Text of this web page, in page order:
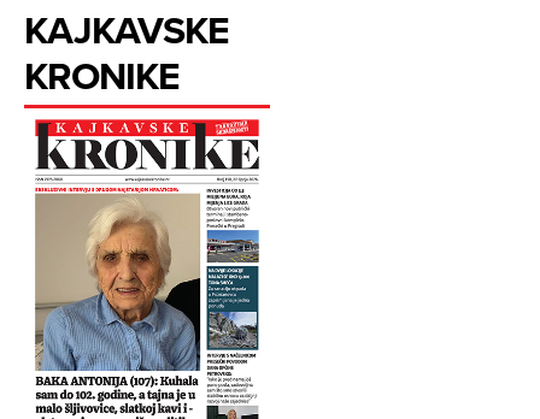
KAJKAVSKE
KRONIKE